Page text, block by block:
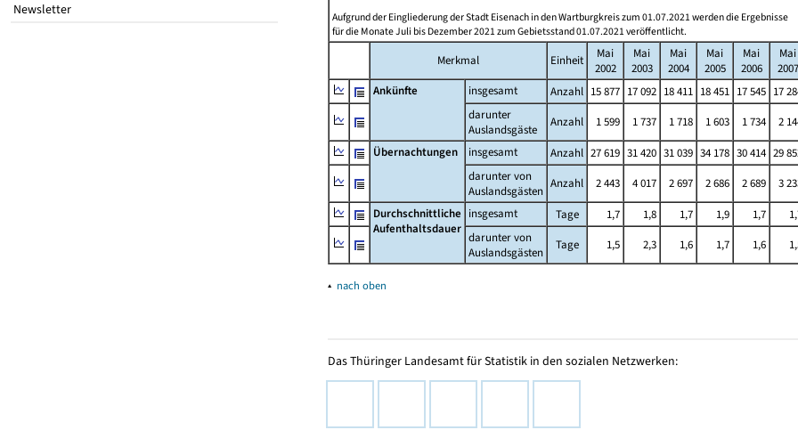
Newsletter
Aufgrund der Eingliederung der Stadt Eisenach in den Wartburgkreis zum 01.07.2021 werden die Ergebnisse
für die Monate Juli bis Dezember 2021 zum Gebietsstand 01.07.2021 veröffentlicht.
Merkmal Einheit
Mai
2002
Mai
2003
Mai
2004
Mai
2005
Mai
2006
Mai
2007
Ankünfte
insgesamt Anzahl 15 877 17 092 18 411 18 451 17 545 17
darunter
Auslandsgäste
Anzahl 1 599 1 737 1 718 1 603 1 734 2
Übernachtungen
insgesamt Anzahl 27 619 31 420 31 039 34 178 30 414 29
darunter von
Auslandsgästen
Anzahl 2 443 4 017 2 697 2 686 2 689 3
Durchschnittliche
Aufenthaltsdauer
insgesamt Tage 1,7 1,8 1,7 1,9 1,7
darunter von
Auslandsgästen
Tage 1,5 2,3 1,6 1,7 1,6
▴ nach oben
Das Thüringer Landesamt für Statistik in den sozialen Netzwerken: